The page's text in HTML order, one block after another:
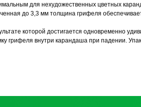
для нехудожественных цветных
до 3,3 мм толщина грифеля
которой достигается одновременно
грифеля внутри карандаша при падении.